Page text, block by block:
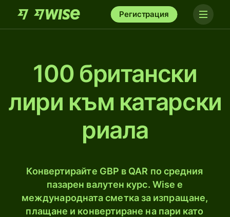
Регистрация
100 британски
лири към катарски
риалa
Конвертирайте GBP в QAR по средния
пазарен валутен курс. Wise е
международната сметка за изпращане,
плащане и конвертиране на пари като